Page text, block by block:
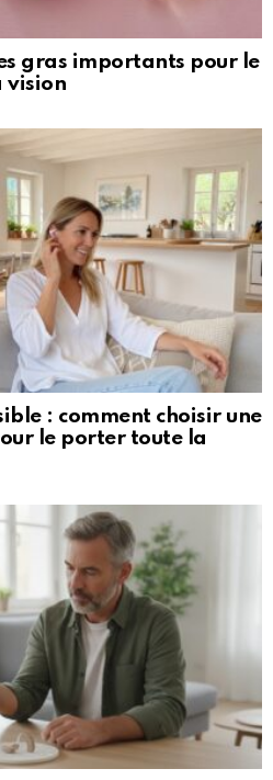
gras importants pour le
vision
: comment choisir une
le porter toute la